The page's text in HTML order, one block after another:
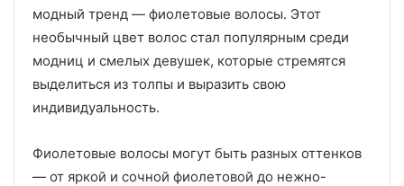
модный тренд — фиолетовые волосы. Этот
необычный цвет волос стал популярным среди
модниц и смелых девушек, которые стремятся
выделиться из толпы и выразить свою
индивидуальность.
Фиолетовые волосы могут быть разных оттенков
— от яркой и сочной фиолетовой до нежно-